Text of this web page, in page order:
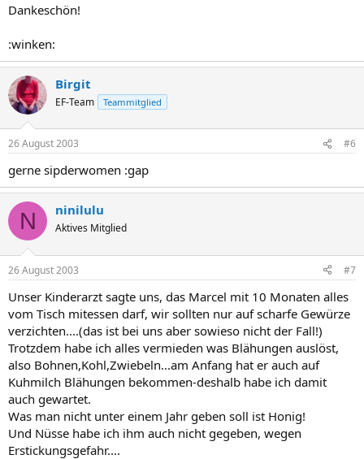
Dankeschön!
:winken:
Birgit
EF-Team Teammitglied
26 August 2003 #6
gerne sipderwomen :gap
N ninilulu
Aktives Mitglied
26 August 2003 #7
Unser Kinderarzt sagte uns, das Marcel mit 10 Monaten alles
vom Tisch mitessen darf, wir sollten nur auf scharfe Gewürze
verzichten....(das ist bei uns aber sowieso nicht der Fall!)
Trotzdem habe ich alles vermieden was Blähungen auslöst,
also Bohnen,Kohl,Zwiebeln...am Anfang hat er auch auf
Kuhmilch Blähungen bekommen-deshalb habe ich damit
auch gewartet.
Was man nicht unter einem Jahr geben soll ist Honig!
Und Nüsse habe ich ihm auch nicht gegeben, wegen
Erstickungsgefahr....